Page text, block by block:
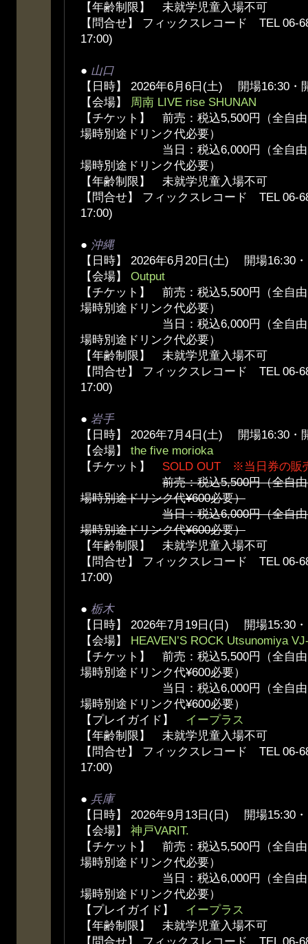
【年齢制限】 未就学児童入場不可
【問合せ】 フィックスレコード TEL 06-
17:00)
● 山口
【日時】 2026年6月6日(土) 開場16:30・
【会場】
周南 LIVE rise SHUNAN
【チケット】 前売：税込5,500円（全自
場時別途ドリンク代必要）
当日：税込6,000円（全自由、
場時別途ドリンク代必要）
【年齢制限】 未就学児童入場不可
【問合せ】 フィックスレコード TEL 06-
17:00)
● 沖縄
【日時】 2026年6月20日(土) 開場16:30
【会場】 Output
【チケット】 前売：税込5,500円（全自
場時別途ドリンク代必要）
当日：税込6,000円（全自由、
場時別途ドリンク代必要）
【年齢制限】 未就学児童入場不可
【問合せ】 フィックスレコード TEL 06-
17:00)
● 岩手
【日時】 2026年7月4日(土) 開場16:30・
【会場】 the five morioka
【チケット】 SOLD OUT ※当日券の販
前売：税込5,500円（全自
場時別途ドリンク代¥600必要）
当日：税込6,000円（全自
場時別途ドリンク代¥600必要）
【年齢制限】 未就学児童入場不可
【問合せ】 フィックスレコード TEL 06-
17:00)
● 栃木
【日時】 2026年7月19日(日) 開場15:30
【会場】 HEAVEN’S ROCK Utsunomiya
【チケット】 前売：税込5,500円（全自
場時別途ドリンク代¥600必要）
当日：税込6,000円（全自由、
場時別途ドリンク代¥600必要）
【プレイガイド】 イープラス
【年齢制限】 未就学児童入場不可
【問合せ】 フィックスレコード TEL 06-
17:00)
● 兵庫
【日時】 2026年9月13日(日) 開場15:30
【会場】 神戸VARIT.
【チケット】 前売：税込5,500円（全自
場時別途ドリンク代必要）
当日：税込6,000円（全自由、
場時別途ドリンク代必要）
【プレイガイド】 イープラス
【年齢制限】 未就学児童入場不可